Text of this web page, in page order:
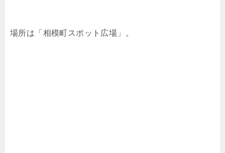
場所は「相模町スポット広場」。